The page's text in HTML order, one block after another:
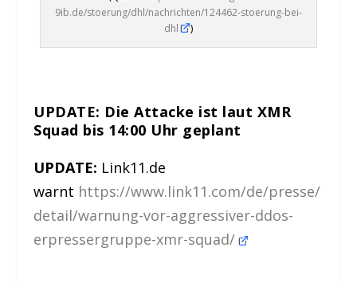
9ib.de/stoerung/dhl/nachrichten/124462-stoerung-bei-
dhl
)
UPDATE: Die Attacke ist laut XMR
Squad bis 14:00 Uhr geplant
UPDATE: Link11.de
warnt https://www.link11.com/de/presse/
detail/warnung-vor-aggressiver-ddos-
erpressergruppe-xmr-squad/